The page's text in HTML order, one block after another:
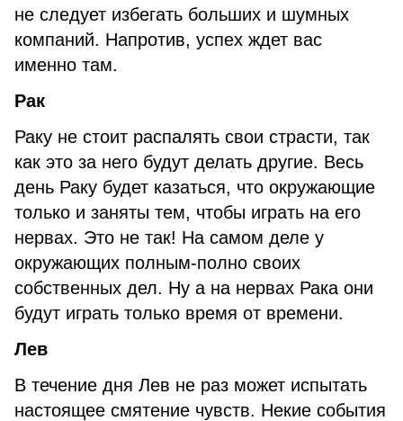
не следует избегать больших и шумных
компаний. Напротив, успех ждет вас
именно там.
Рак
Раку не стоит распалять свои страсти, так
как это за него будут делать другие. Весь
день Раку будет казаться, что окружающие
только и заняты тем, чтобы играть на его
нервах. Это не так! На самом деле у
окружающих полным-полно своих
собственных дел. Ну а на нервах Рака они
будут играть только время от времени.
Лев
В течение дня Лев не раз может испытать
настоящее смятение чувств. Некие события